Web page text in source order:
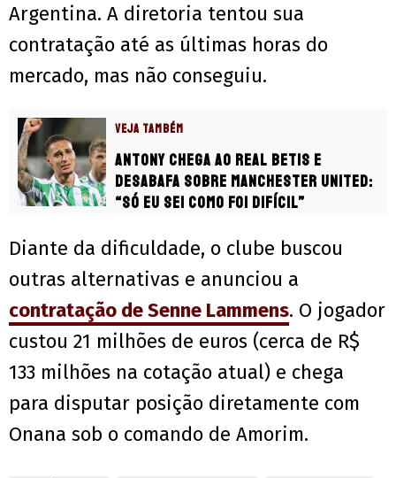
Argentina. A diretoria tentou sua
contratação até as últimas horas do
mercado, mas não conseguiu.
VEJA TAMBÉM
Antony chega ao Real Betis e
desabafa sobre Manchester United:
“Só eu sei como foi difícil”
Diante da dificuldade, o clube buscou
outras alternativas e anunciou a
contratação de Senne Lammens. O jogador
custou 21 milhões de euros (cerca de R$
133 milhões na cotação atual) e chega
para disputar posição diretamente com
Onana sob o comando de Amorim.